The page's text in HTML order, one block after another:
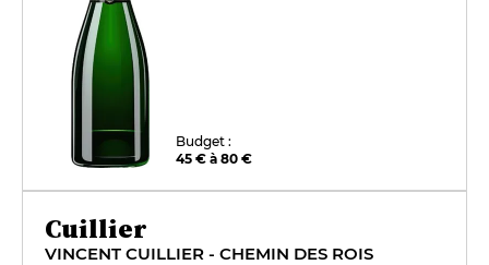
Budget :
45 € à 80 €
Cuillier
VINCENT CUILLIER - CHEMIN DES ROIS